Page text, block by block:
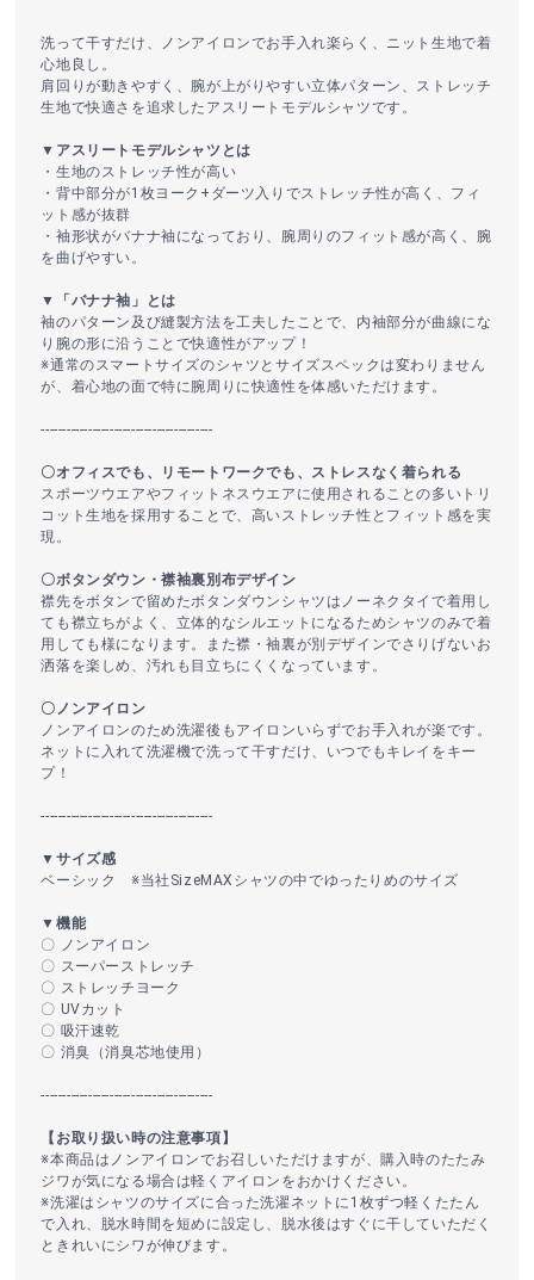
洗って干すだけ、ノンアイロンでお手入れ楽らく、ニット生地で着
心地良し。
肩回りが動きやすく、腕が上がりやすい立体パターン、ストレッチ
生地で快適さを追求したアスリートモデルシャツです。
▼アスリートモデルシャツとは
・生地のストレッチ性が高い
・背中部分が1枚ヨーク+ダーツ入りでストレッチ性が高く、フィ
ット感が抜群
・袖形状がバナナ袖になっており、腕周りのフィット感が高く、腕
を曲げやすい。
▼「バナナ袖」とは
袖のパターン及び縫製方法を工夫したことで、内袖部分が曲線にな
り腕の形に沿うことで快適性がアップ！
※通常のスマートサイズのシャツとサイズスペックは変わりません
が、着心地の面で特に腕周りに快適性を体感いただけます。
----------------------------------------
〇オフィスでも、リモートワークでも、ストレスなく着られる
スポーツウエアやフィットネスウエアに使用されることの多いトリ
コット生地を採用することで、高いストレッチ性とフィット感を実
現。
〇ボタンダウン・襟袖裏別布デザイン
襟先をボタンで留めたボタンダウンシャツはノーネクタイで着用し
ても襟立ちがよく、立体的なシルエットになるためシャツのみで着
用しても様になります。また襟・袖裏が別デザインでさりげないお
洒落を楽しめ、汚れも目立ちにくくなっています。
〇ノンアイロン
ノンアイロンのため洗濯後もアイロンいらずでお手入れが楽です。
ネットに入れて洗濯機で洗って干すだけ、いつでもキレイをキー
プ！
----------------------------------------
▼サイズ感
ベーシック ※当社SizeMAXシャツの中でゆったりめのサイズ
▼機能
〇 ノンアイロン
〇 スーパーストレッチ
〇 ストレッチヨーク
〇 UVカット
〇 吸汗速乾
〇 消臭（消臭芯地使用）
----------------------------------------
【お取り扱い時の注意事項】
※本商品はノンアイロンでお召しいただけますが、購入時のたたみ
ジワが気になる場合は軽くアイロンをおかけください。
※洗濯はシャツのサイズに合った洗濯ネットに1枚ずつ軽くたたん
で入れ、脱水時間を短めに設定し、脱水後はすぐに干していただく
ときれいにシワが伸びます。